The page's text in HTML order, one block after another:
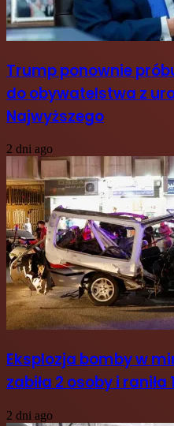
Trump ponownie
do obywatelstwa z
Najwyższego
2 dni ago
Eksplozja bomby w
zabiła 2 osoby i raniła
2 dni ago